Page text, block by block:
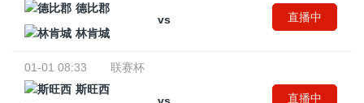
德比郡
vs
林肯城
直播中
01-01 08:33
联赛杯
斯旺西
直播中